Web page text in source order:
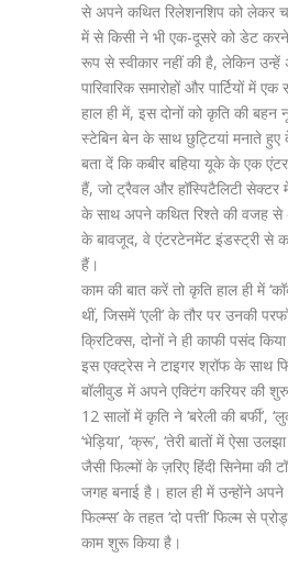
से अपने कथित रिलेशनशिप को लेकर
में से किसी ने भी एक-दूसरे को डेट करने
रूप से स्वीकार नहीं की है, लेकिन उन्हें
पारिवारिक समारोहों और पार्टियों में
हाल ही में, इस दोनों को कृति की
स्टेबिन बेन के साथ छुट्टियां मनाते हुए
बता दें कि कबीर बहिया यूके के एक
हैं, जो ट्रैवल और हॉस्पिटैलिटी
के साथ अपने कथित रिश्ते की वजह से
के बावजूद, वे एंटरटेनमेंट इंडस्ट्री से
हैं।
काम की बात करें तो कृति हाल ही में
थीं, जिसमें ‘एली’ के तौर पर उनकी
क्रिटिक्स, दोनों ने ही काफी पसंद
इस एक्ट्रेस ने टाइगर श्रॉफ के साथ
बॉलीवुड में अपने एक्टिंग करियर की
12 सालों में कृति ने ‘बरेली की बर्फी’,
‘भेड़िया’, ‘क्रू’, ‘तेरी बातों में ऐसा उलझा
जैसी फिल्मों के ज़रिए हिंदी सिनेमा की
जगह बनाई है। हाल ही में उन्होंने अपने
फिल्म्स’ के तहत ‘दो पत्ती’ फिल्म से
काम शुरू किया है।